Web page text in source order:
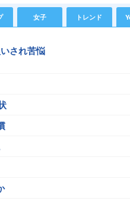
女子 トレンド
され苦悩